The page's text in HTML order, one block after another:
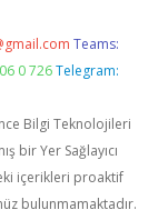
Teams:
0 726 Telegram:
Bilgi Teknolojileri
bir Yer Sağlayıcı
içerikleri proaktif
bulunmamaktadır.